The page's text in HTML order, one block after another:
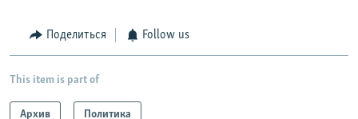
Поделиться Follow us
This item is part of
Архив Политика